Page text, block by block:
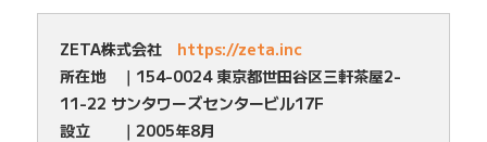
ZETA株式会社 https://zeta.inc
所在地 ｜154-0024 東京都世田谷区三軒茶屋2-
11-22 サンタワーズセンタービル17F
設立 ｜2005年8月